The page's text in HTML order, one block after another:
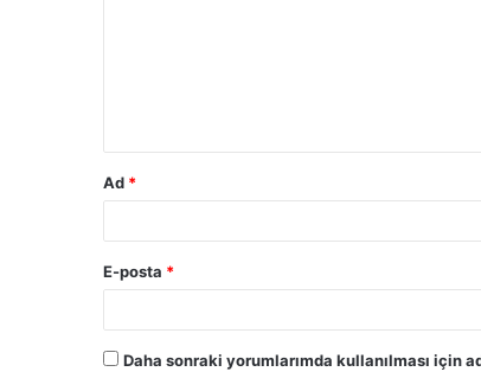
Ad *
E-posta *
Daha sonraki yorumlarımda kullanılması için